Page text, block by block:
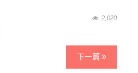
2,020
下一篇